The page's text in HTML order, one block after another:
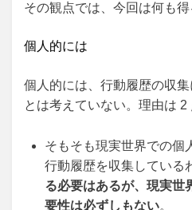
その観点では、今回は何も得
個人的には
個人的には、行動履歴の収
とは考えていない。理由は 2
そもそも現実世界での個
行動履歴を収集している
る必要はあるが、現実世
要性は必ずしもない。